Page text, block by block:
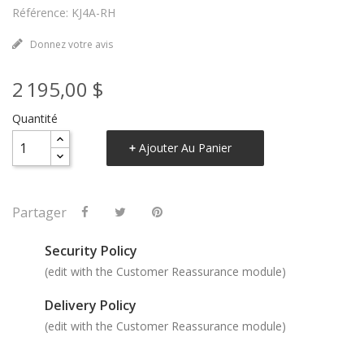
Référence: KJ4A-RH
Donnez votre avis
2 195,00 $
Quantité
Ajouter Au Panier
Partager
Security Policy
(edit with the Customer Reassurance module)
Delivery Policy
(edit with the Customer Reassurance module)